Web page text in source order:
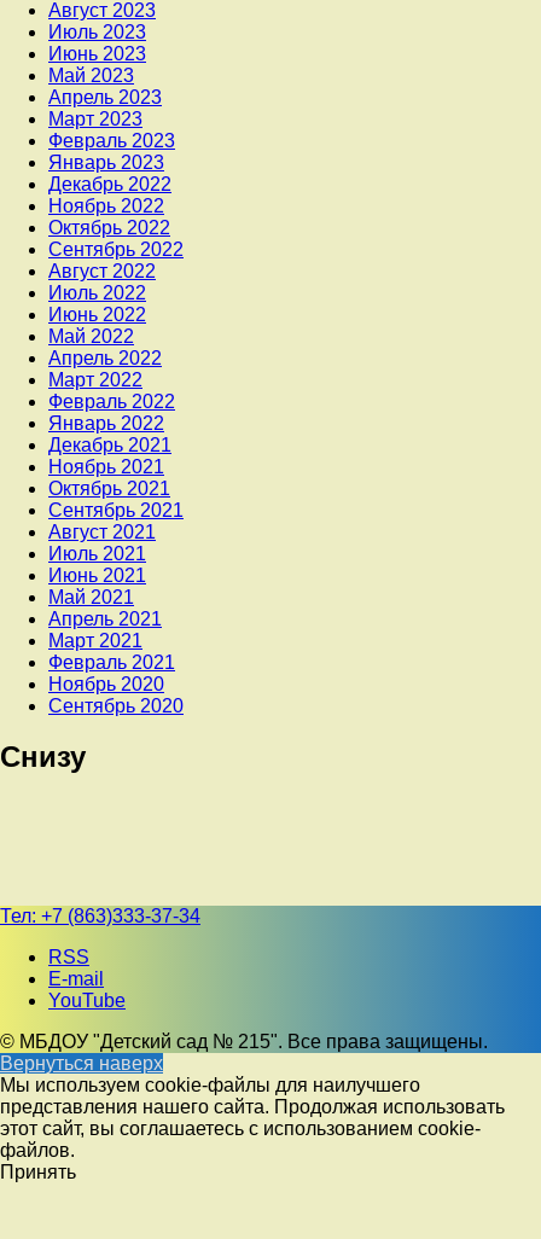
Август 2023
Июль 2023
Июнь 2023
Май 2023
Апрель 2023
Март 2023
Февраль 2023
Январь 2023
Декабрь 2022
Ноябрь 2022
Октябрь 2022
Сентябрь 2022
Август 2022
Июль 2022
Июнь 2022
Май 2022
Апрель 2022
Март 2022
Февраль 2022
Январь 2022
Декабрь 2021
Ноябрь 2021
Октябрь 2021
Сентябрь 2021
Август 2021
Июль 2021
Июнь 2021
Май 2021
Апрель 2021
Март 2021
Февраль 2021
Ноябрь 2020
Сентябрь 2020
Снизу
Тел: +7 (863)333-37-34
RSS
E-mail
YouTube
© МБДОУ "Детский сад № 215". Все права защищены.
Вернуться наверх
Мы используем cookie-файлы для наилучшего
представления нашего сайта. Продолжая использовать
этот сайт, вы соглашаетесь с использованием cookie-
файлов.
Принять